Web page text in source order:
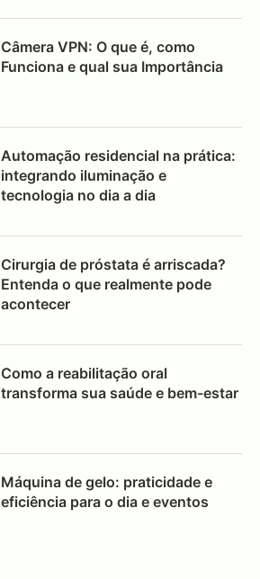
Câmera VPN: O que é, como
Funciona e qual sua Importância
Automação residencial na prática:
integrando iluminação e
tecnologia no dia a dia
Cirurgia de próstata é arriscada?
Entenda o que realmente pode
acontecer
Como a reabilitação oral
transforma sua saúde e bem-estar
Máquina de gelo: praticidade e
eficiência para o dia e eventos